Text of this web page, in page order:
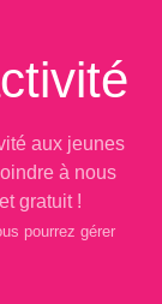
aux jeunes
à nous
gratuit !
pourrez gérer